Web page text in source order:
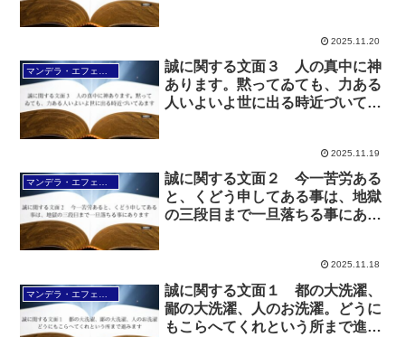
2025.11.20
誠に関する文面３ 人の真中に神
あります。黙ってゐても、力ある
人いよいよ世に出る時近づいてゐ
2025.11.19
マンデラ・エフェクト文面（2025年6月24日～
誠に関する文面２ 今一苦労ある
と、くどう申してある事は、地獄
の三段目まで一旦落ちる事にあり
2025.11.18
誠に関する文面１ 都の大洗濯、
鄙の大洗濯、人のお洗濯。どうに
もこらへてくれという所まで進み